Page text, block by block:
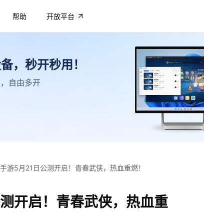
帮助 开放平台
，秒开秒用！
自由多开
游5月21日公测开启！青春武侠，热血重燃！
开启！青春武侠，热血重